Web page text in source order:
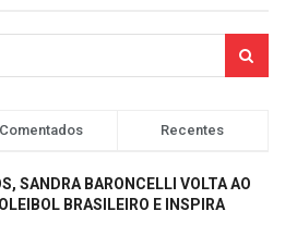
Comentados Recentes
SANDRA BARONCELLI VOLTA AO
BRASILEIRO E INSPIRA